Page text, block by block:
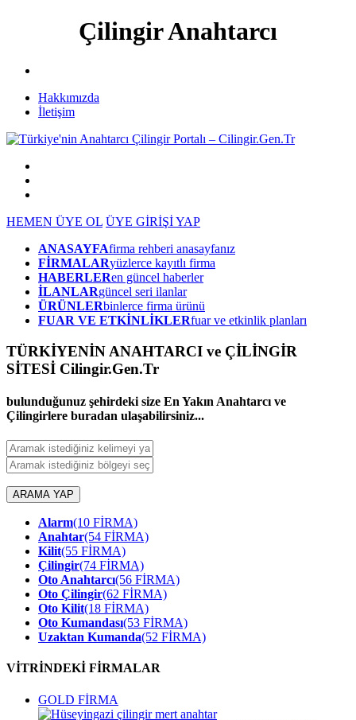
Çilingir Anahtarcı
Hakkımızda
İletişim
HEMEN ÜYE OL ÜYE GİRİŞİ YAP
ANASAYFAfirma rehberi anasayfanız
FİRMALARyüzlerce kayıtlı firma
HABERLERen güncel haberler
İLANLARgüncel seri ilanlar
ÜRÜNLERbinlerce firma ürünü
FUAR VE ETKİNLİKLERfuar ve etkinlik planları
TÜRKİYENİN ANAHTARCI ve ÇİLİNGİR
SİTESİ Cilingir.Gen.Tr
bulunduğunuz şehirdeki size En Yakın Anahtarcı ve
Çilingirlere buradan ulaşabilirsiniz...
ARAMA YAP
Alarm(10 FİRMA)
Anahtar(54 FİRMA)
Kilit(55 FİRMA)
Çilingir(74 FİRMA)
Oto Anahtarcı(56 FİRMA)
Oto Çilingir(62 FİRMA)
Oto Kilit(18 FİRMA)
Oto Kumandası(53 FİRMA)
Uzaktan Kumanda(52 FİRMA)
VİTRİNDEKİ FİRMALAR
GOLD FİRMA